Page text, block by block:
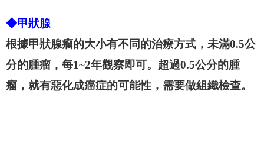
◆甲狀腺
根據甲狀腺瘤的大小有不同的治療方式，未滿0.5公
分的腫瘤，每1~2年觀察即可。超過0.5公分的腫
瘤，就有惡化成癌症的可能性，需要做組織檢查。